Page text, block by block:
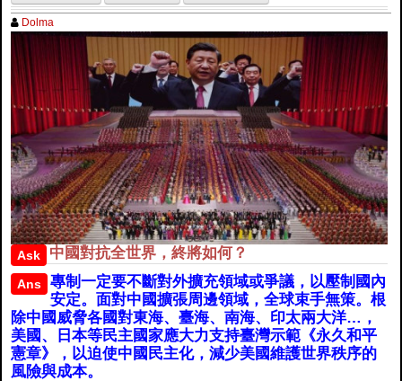
Dolma
Ask 中國對抗全世界，終將如何？
Ans
專制一定要不斷對外擴充領域或爭議，以壓制國內
安定。面對中國擴張周邊領域，全球束手無策。根
除中國威脅各國對東海、臺海、南海、印太兩大洋…，
美國、日本等民主國家應大力支持臺灣示範《永久和平
憲章》，以迫使中國民主化，減少美國維護世界秩序的
風險與成本。